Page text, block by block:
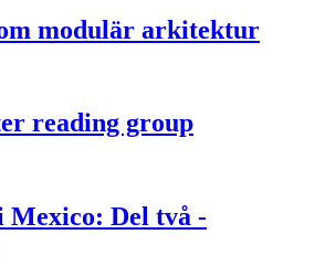
modulär arkitektur
reading group
Del två -